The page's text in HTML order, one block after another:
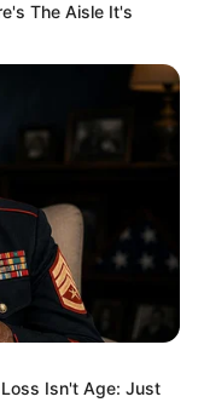
The Aisle It's
Isn't Age: Just